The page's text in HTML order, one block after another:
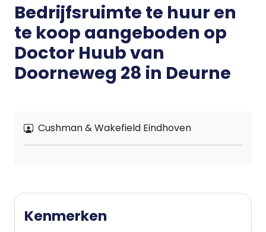
Bedrijfsruimte te huur en
te koop aangeboden op
Doctor Huub van
Doorneweg 28 in Deurne
Cushman & Wakefield Eindhoven
Kenmerken